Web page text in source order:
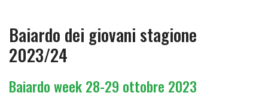
Baiardo dei giovani stagione
2023/24
Baiardo week 28-29 ottobre 2023